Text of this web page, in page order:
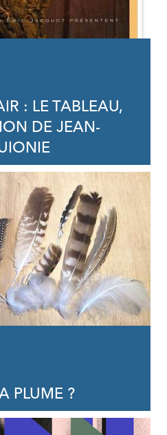
: LE TABLEAU,
DE JEAN-
PLUME ?